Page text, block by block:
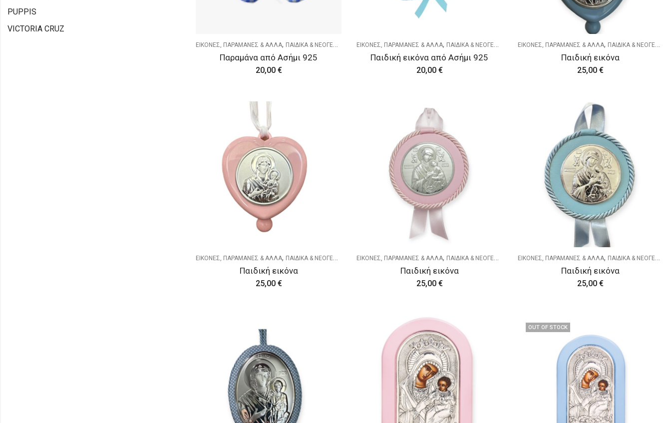
ΕΙΚΟΝΕΣ, ΠΑΡΑΜΑΝΕΣ & ΑΛΛΑ, ΠΑΙΔΙΚΑ & ΝΕΟΓΕΝΝΗΤΑ
Παραμάνα από Ασήμι 925
20,00 €
ΕΙΚΟΝΕΣ, ΠΑΡΑΜΑΝΕΣ & ΑΛΛΑ, ΠΑΙΔΙΚΑ & ΝΕΟΓΕΝΝΗΤΑ
Παιδική εικόνα από Ασήμι 925
20,00 €
ΕΙΚΟΝΕΣ, ΠΑΡΑΜΑΝΕΣ & ΑΛΛΑ, ΠΑΙΔΙΚΑ & ΝΕΟΓΕΝΝΗΤΑ
Παιδική εικόνα
25,00€
ΕΙΚΟΝΕΣ, ΠΑΡΑΜΑΝΕΣ & ΑΛΛΑ, ΠΑΙΔΙΚΑ & ΝΕΟΓΕΝΝΗΤΑ
Παιδική εικόνα
25,00 €
ΕΙΚΟΝΕΣ, ΠΑΡΑΜΑΝΕΣ & ΑΛΛΑ, ΠΑΙΔΙΚΑ & ΝΕΟΓΕΝΝΗΤΑ
Παιδική εικόνα
25,00 €
ΕΙΚΟΝΕΣ, ΠΑΡΑΜΑΝΕΣ & ΑΛΛΑ, ΠΑΙΔΙΚΑ & ΝΕΟΓΕΝΝΗΤΑ
Παιδική εικόνα
25,00€
OUT OF STOCK
PUPPIS
VICTORIA CRUZ